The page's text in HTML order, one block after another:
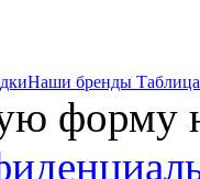
Наши бренды
форму